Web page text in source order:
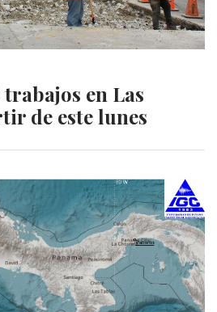
en Las
de este lunes